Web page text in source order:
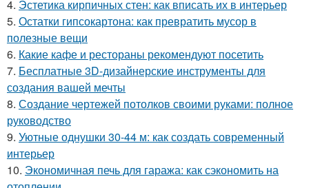
4. Эстетика кирпичных стен: как вписать их в интерьер
5. Остатки гипсокартона: как превратить мусор в
полезные вещи
6. Какие кафе и рестораны рекомендуют посетить
7. Бесплатные 3D-дизайнерские инструменты для
создания вашей мечты
8. Создание чертежей потолков своими руками: полное
руководство
9. Уютные однушки 30-44 м: как создать современный
интерьер
10. Экономичная печь для гаража: как сэкономить на